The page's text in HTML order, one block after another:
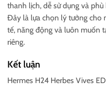
thanh lịch, dễ sử dụng và
Đây là lựa chọn lý tưởng cho
tế, năng động và luôn muốn
riêng.
Kết luận
Hermes H24 Herbes Vives